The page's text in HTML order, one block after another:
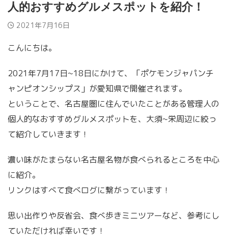
人的おすすめグルメスポットを紹介！
2021年7月16日
こんにちは。
2021年7月17日~18日にかけて、「ポケモンジャパンチ
ャンピオンシップス」が愛知県で開催されます。
ということで、名古屋圏に住んでいたことがある管理人の
個人的なおすすめグルメスポットを、大須~栄周辺に絞っ
て紹介していきます！
濃い味がたまらない名古屋名物が食べられるところを中心
に紹介。
リンクはすべて食べログに繋がっています！
思い出作りや反省会、食べ歩きミニツアーなど、参考にし
ていただければ幸いです！